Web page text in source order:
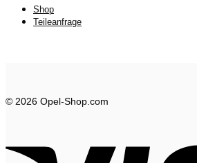
Shop
Teileanfrage
© 2026 Opel-Shop.com